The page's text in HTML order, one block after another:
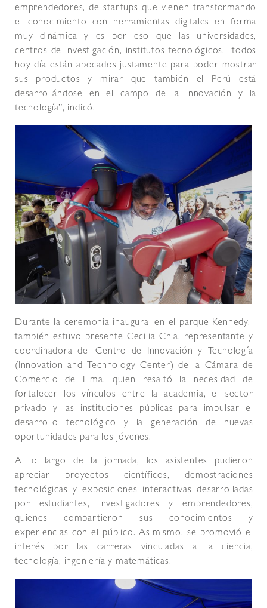
emprendedores, de startups que vienen transformando
el conocimiento con herramientas digitales en forma
muy dinámica y es por eso que las universidades,
centros de investigación, institutos tecnológicos, todos
hoy día están abocados justamente para poder mostrar
sus productos y mirar que también el Perú está
desarrollándose en el campo de la innovación y la
tecnología”, indicó.
Durante la ceremonia inaugural en el parque Kennedy,
también estuvo presente Cecilia Chia, representante y
coordinadora del Centro de Innovación y Tecnología
(Innovation and Technology Center) de la Cámara de
Comercio de Lima, quien resaltó la necesidad de
fortalecer los vínculos entre la academia, el sector
privado y las instituciones públicas para impulsar el
desarrollo tecnológico y la generación de nuevas
oportunidades para los jóvenes.
A lo largo de la jornada, los asistentes pudieron
apreciar proyectos científicos, demostraciones
tecnológicas y exposiciones interactivas desarrolladas
por estudiantes, investigadores y emprendedores,
quienes compartieron sus conocimientos y
experiencias con el público. Asimismo, se promovió el
interés por las carreras vinculadas a la ciencia,
tecnología, ingeniería y matemáticas.